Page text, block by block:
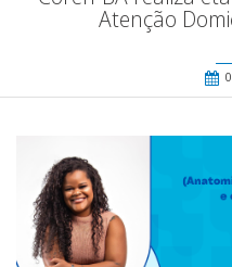
Atenção